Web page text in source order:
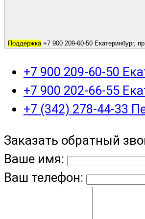
Поддержка +7 900 209-60-50 Екатеринбург,
+7 900 209-60-50
+7 900 202-66-55
+7 (342) 278-44-33
Заказать обратный
Ваше имя:
Ваш телефон: